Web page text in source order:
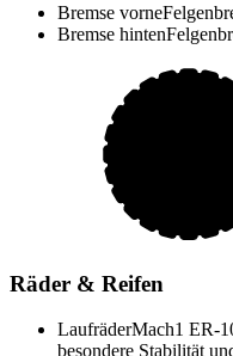
Bremse vorne
Bremse hinten
Räder & Reifen
LaufräderMach1 ER-
besondere Stabilität